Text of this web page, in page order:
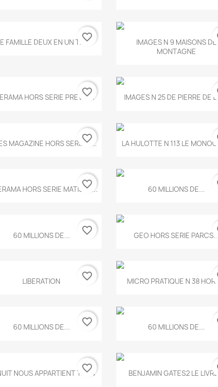
Aperçu rapide
FAMILLE DEUX EN UN T.675
favorite_border Aperçu rapide
IMAGES N 9 MAISONS DE
MONTAGNE
Aperçu rapide
HORS SERIE PREVERT
favorite_border Aperçu rapide
IMAGES N 25 DE PIERRE DE
Aperçu rapide
MAGAZINE HORS SERIE N...
favorite_border Aperçu rapide
LA HULOTTE N 113 LE
Aperçu rapide
HORS SERIE MATISSE...
favorite_border Aperçu rapide
60 MILLIONS DE...
Aperçu rapide
60 MILLIONS DE... favorite_border Aperçu rapide
GEO HORS SERIE
Aperçu rapide
LIBERATION favorite_border Aperçu rapide
MICRO PRATIQUE N 38
Aperçu rapide
60 MILLIONS DE... favorite_border Aperçu rapide
60 MILLIONS DE...
Aperçu rapide
NOUS APPARTIENT T.634
favorite_border Aperçu rapide
BENJAMIN GATES2 LE